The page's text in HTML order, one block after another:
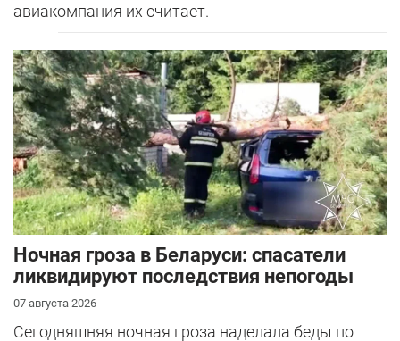
авиакомпания их считает.
Ночная гроза в Беларуси: спасатели
ликвидируют последствия непогоды
07 августа 2026
Сегодняшняя ночная гроза наделала беды по